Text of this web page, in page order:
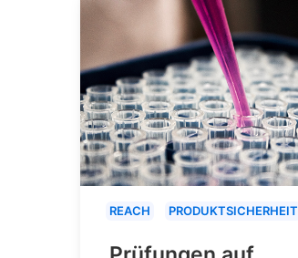
REACH PRODUKTSICHERHEIT